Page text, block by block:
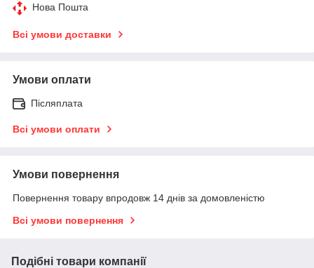
Нова Пошта
Всі умови доставки
Умови оплати
Післяплата
Всі умови оплати
Умови повернення
Повернення товару впродовж 14 днів за домовленістю
Всі умови повернення
Подібні товари компанії